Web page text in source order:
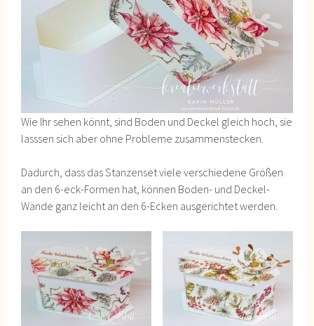
Wie Ihr sehen könnt, sind Boden und Deckel gleich hoch, sie
lasssen sich aber ohne Probleme zusammenstecken.
Dadurch, dass das Stanzenset viele verschiedene Größen
an den 6-eck-Formen hat, können Boden- und Deckel-
Wände ganz leicht an den 6-Ecken ausgerichtet werden.